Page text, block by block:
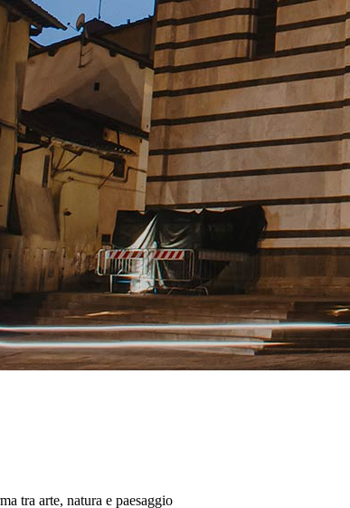
tra arte, natura e paesaggio